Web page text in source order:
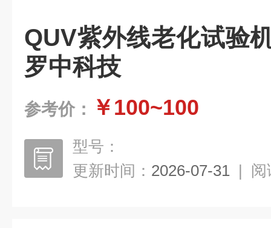
QUV紫外线老化试验
罗中科技
参考价： ￥100~100
型号：
更新时间： 2026-07-31 | 阅